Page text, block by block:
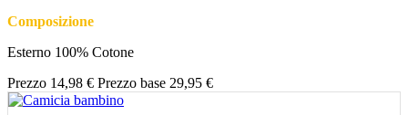
Composizione
Esterno 100% Cotone
Prezzo 14,98 € Prezzo base 29,95 €